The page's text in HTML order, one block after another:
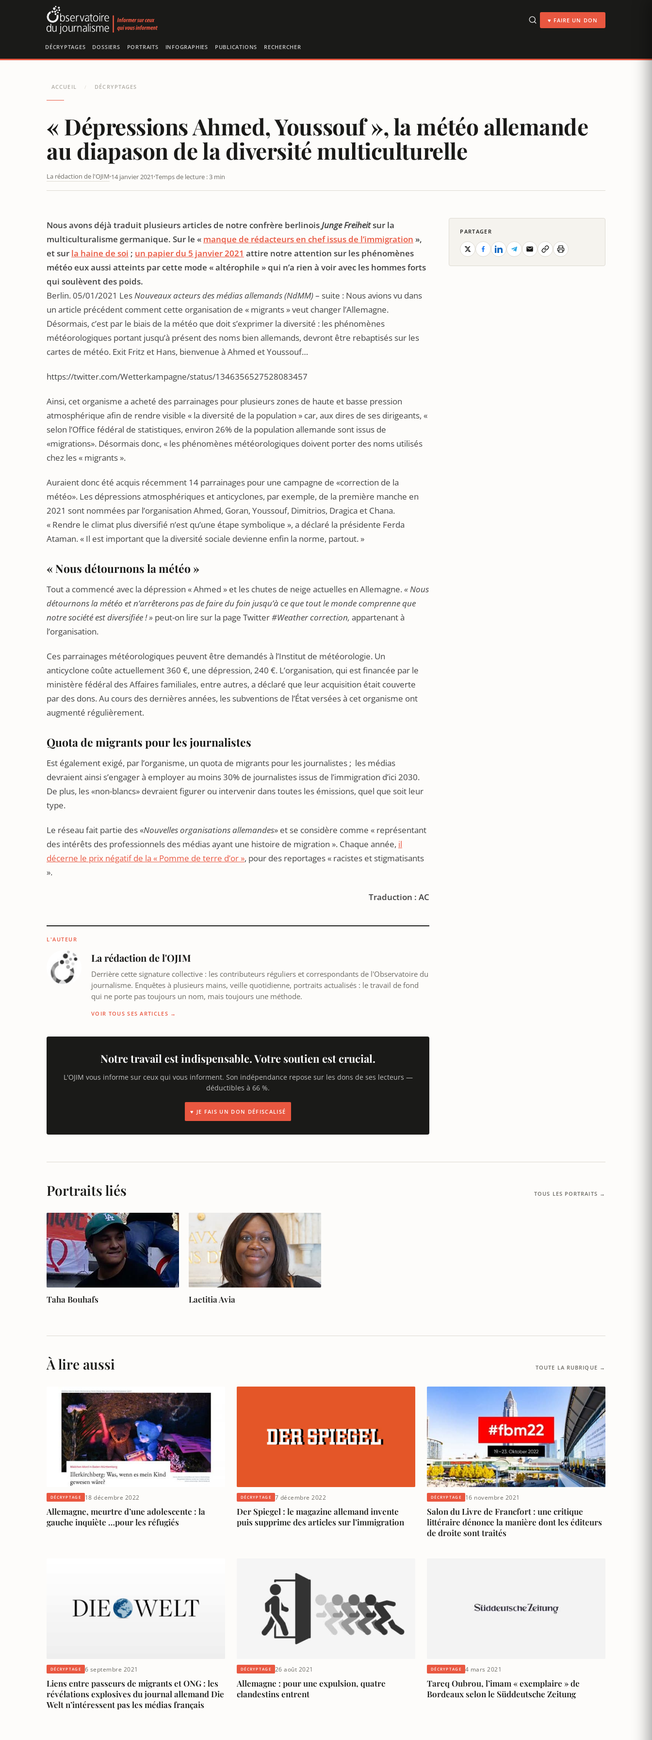
♥ FAIRE UN DON
DÉCRYPTAGES DOSSIERS PORTRAITS INFOGRAPHIES PUBLICATIONS RECHERCHER
ACCUEIL / DÉCRYPTAGES
« Dépressions Ahmed, Youssouf », la météo allemande
au diapason de la diversité multiculturelle
La rédaction de l'OJIM 14 janvier 2021 Temps de lecture : 3 min
Nous avons déjà traduit plusieurs articles de notre confrère berlinoisJunge Freiheitsur la
multiculturalisme germanique. Sur le « manque de rédacteurs en chef issus de l’immigration »,
et sur la haine de soi ; un papier du 5 janvier 2021 attire notre attention sur les phénomènes
météo eux aussi atteints par cette mode « altérophile » qui n’a rien à voir avec les hommes forts
qui soulèvent des poids.
Berlin. 05/01/2021 LesNouveaux acteurs des médias allemands (NdMM)– suite : Nous avions vu dans
un article précédent comment cette organisation de « migrants » veut changer l’Allemagne.
Désormais, c’est par le biais de la météo que doit s’exprimer la diversité : les phénomènes
météorologiques portant jusqu’à présent des noms bien allemands, devront être rebaptisés sur les
cartes de météo. Exit Fritz et Hans, bienvenue à Ahmed et Youssouf…
https://twitter.com/Wetterkampagne/status/1346356527528083457
Ainsi, cet organisme a acheté des parrainages pour plusieurs zones de haute et basse pression
atmosphérique afin de rendre visible « la diversité de la population » car, aux dires de ses dirigeants, «
selon l’Office fédéral de statistiques, environ 26% de la population allemande sont issus de
«migrations». Désormais donc, « les phénomènes météorologiques doivent porter des noms utilisés
chez les « migrants ».
Auraient donc été acquis récemment 14 parrainages pour une campagne de «correction de la
météo». Les dépressions atmosphériques et anticyclones, par exemple, de la première manche en
2021 sont nommées par l’organisation Ahmed, Goran, Youssouf, Dimitrios, Dragica et Chana.
« Rendre le climat plus diversifié n’est qu’une étape symbolique », a déclaré la présidente Ferda
Ataman. « Il est important que la diversité sociale devienne enfin la norme, partout. »
« Nous détournons la météo »
Tout a commencé avec la dépression « Ahmed » et les chutes de neige actuelles en Allemagne.« Nous
détournons la météo et n’arrêterons pas de faire du foin jusqu’à ce que tout le monde comprenne que
notre société est diversifiée ! » peut-on lire sur la page Twitter#Weather correction, appartenant à
l’organisation.
Ces parrainages météorologiques peuvent être demandés à l’Institut de météorologie. Un
anticyclone coûte actuellement 360 €, une dépression, 240 €. L’organisation, qui est financée par le
ministère fédéral des Affaires familiales, entre autres, a déclaré que leur acquisition était couverte
par des dons. Au cours des dernières années, les subventions de l’État versées à cet organisme ont
augmenté régulièrement.
Quota de migrants pour les journalistes
Est également exigé, par l’organisme, un quota de migrants pour les journalistes ; les médias
devraient ainsi s’engager à employer au moins 30% de journalistes issus de l’immigration d’ici 2030.
De plus, les «non-blancs» devraient figurer ou intervenir dans toutes les émissions, quel que soit leur
type.
Le réseau fait partie des «Nouvelles organisations allemandes» et se considère comme « représentant
des intérêts des professionnels des médias ayant une histoire de migration ». Chaque année, il
décerne le prix négatif de la « Pomme de terre d’or », pour des reportages « racistes et stigmatisants
».
Traduction : AC
L'AUTEUR
La rédaction de l'OJIM
Derrière cette signature collective : les contributeurs réguliers et correspondants de l'Observatoire du
journalisme. Enquêtes à plusieurs mains, veille quotidienne, portraits actualisés : le travail de fond
qui ne porte pas toujours un nom, mais toujours une méthode.
VOIR TOUS SES ARTICLES →
Notre travail est indispensable. Votre soutien est crucial.
L'OJIM vous informe sur ceux qui vous informent. Son indépendance repose sur les dons de ses lecteurs —
déductibles à 66 %.
♥ JE FAIS UN DON DÉFISCALISÉ
PARTAGER
Portraits liés TOUS LES PORTRAITS →
Taha Bouhafs Laetitia Avia
À lire aussi TOUTE LA RUBRIQUE →
DÉCRYPTAGE 18 décembre 2022
Allemagne, meurtre d’une adolescente : la
gauche inquiète …pour les réfugiés
DÉCRYPTAGE 7 décembre 2022
Der Spiegel : le magazine allemand invente
puis supprime des articles sur l’immigration
DÉCRYPTAGE 16 novembre 2021
Salon du Livre de Francfort : une critique
littéraire dénonce la manière dont les éditeurs
de droite sont traités
DÉCRYPTAGE 6 septembre 2021
Liens entre passeurs de migrants et ONG : les
révélations explosives du journal allemand Die
Welt n’intéressent pas les médias français
DÉCRYPTAGE 26 août 2021
Allemagne : pour une expulsion, quatre
clandestins entrent
DÉCRYPTAGE 4 mars 2021
Tareq Oubrou, l’imam « exemplaire » de
Bordeaux selon le Süddeutsche Zeitung
Panneau de gestion des cookies